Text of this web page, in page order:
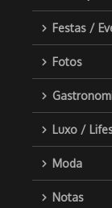
Festas /
Fotos
Luxo /
Moda
Notas